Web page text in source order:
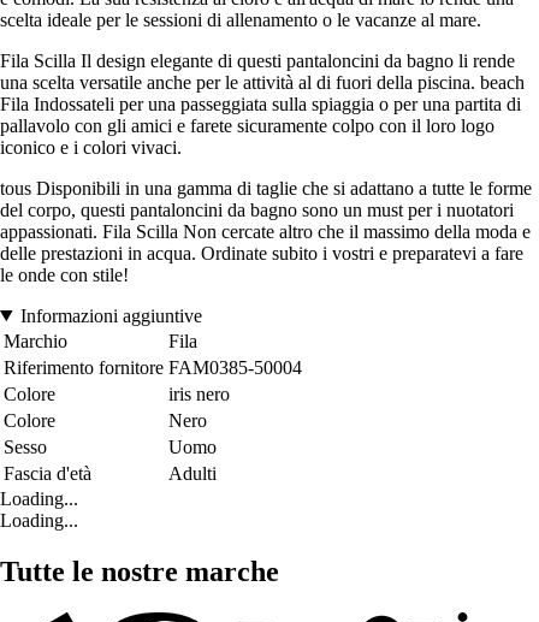
scelta ideale per le sessioni di allenamento o le vacanze al mare.
Fila Scilla Il design elegante di questi pantaloncini da bagno li rende
una scelta versatile anche per le attività al di fuori della piscina. beach
Fila Indossateli per una passeggiata sulla spiaggia o per una partita di
pallavolo con gli amici e farete sicuramente colpo con il loro logo
iconico e i colori vivaci.
tous Disponibili in una gamma di taglie che si adattano a tutte le forme
del corpo, questi pantaloncini da bagno sono un must per i nuotatori
appassionati. Fila Scilla Non cercate altro che il massimo della moda e
delle prestazioni in acqua. Ordinate subito i vostri e preparatevi a fare
le onde con stile!
Informazioni aggiuntive
Marchio
Fila
Riferimento fornitore FAM0385-50004
Colore
iris nero
Colore
Nero
Sesso
Uomo
Fascia d'età
Adulti
Loading...
Loading...
Tutte le nostre marche